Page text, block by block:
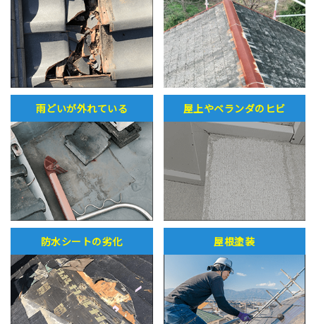
雨どいが外れている 屋上やベランダのヒビ
防水シートの劣化 屋根塗装